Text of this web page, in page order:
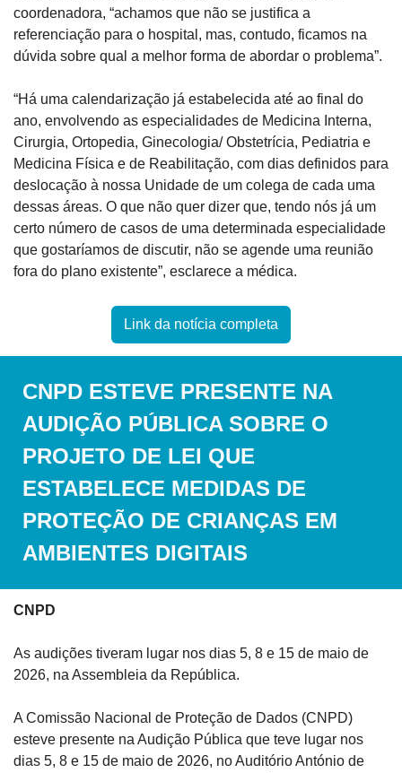
coordenadora, “achamos que não se justifica a
referenciação para o hospital, mas, contudo, ficamos na
dúvida sobre qual a melhor forma de abordar o problema”.
“Há uma calendarização já estabelecida até ao final do
ano, envolvendo as especialidades de Medicina Interna,
Cirurgia, Ortopedia, Ginecologia/ Obstetrícia, Pediatria e
Medicina Física e de Reabilitação, com dias definidos para
deslocação à nossa Unidade de um colega de cada uma
dessas áreas. O que não quer dizer que, tendo nós já um
certo número de casos de uma determinada especialidade
que gostaríamos de discutir, não se agende uma reunião
fora do plano existente”, esclarece a médica.
Link da notícia completa
CNPD ESTEVE PRESENTE NA
AUDIÇÃO PÚBLICA SOBRE O
PROJETO DE LEI QUE
ESTABELECE MEDIDAS DE
PROTEÇÃO DE CRIANÇAS EM
AMBIENTES DIGITAIS
CNPD
As audições tiveram lugar nos dias 5, 8 e 15 de maio de
2026, na Assembleia da República.
A Comissão Nacional de Proteção de Dados (CNPD)
esteve presente na Audição Pública que teve lugar nos
dias 5, 8 e 15 de maio de 2026, no Auditório António de